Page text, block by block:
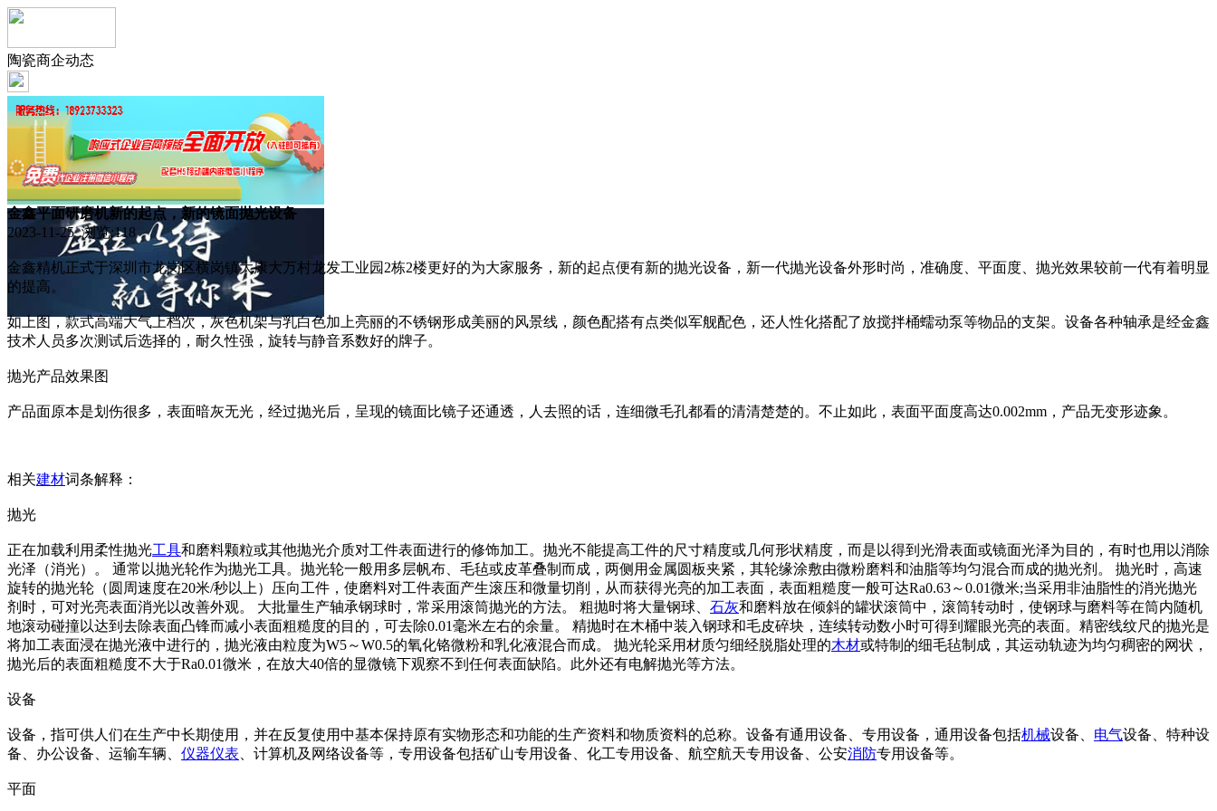
陶瓷商企动态
金鑫平面研磨机新的起点，新的镜面抛光设备
2023-11-25 浏览:118
金鑫精机正式于深圳市龙岗区横岗镇大康大万村龙发工业园2栋2楼更好的为大家服务，新的起点便有新的抛光设备，新一代抛光设备外形时尚，准确度、平面度、抛光效果较前一代有着明显
的提高。
如上图，款式高端大气上档次，灰色机架与乳白色加上亮丽的不锈钢形成美丽的风景线，颜色配搭有点类似军舰配色，还人性化搭配了放搅拌桶蠕动泵等物品的支架。设备各种轴承是经金鑫
技术人员多次测试后选择的，耐久性强，旋转与静音系数好的牌子。
抛光产品效果图
产品面原本是划伤很多，表面暗灰无光，经过抛光后，呈现的镜面比镜子还通透，人去照的话，连细微毛孔都看的清清楚楚的。不止如此，表面平面度高达0.002mm，产品无变形迹象。
相关建材词条解释：
抛光
正在加载利用柔性抛光工具和磨料颗粒或其他抛光介质对工件表面进行的修饰加工。抛光不能提高工件的尺寸精度或几何形状精度，而是以得到光滑表面或镜面光泽为目的，有时也用以消除
光泽（消光）。 通常以抛光轮作为抛光工具。抛光轮一般用多层帆布、毛毡或皮革叠制而成，两侧用金属圆板夹紧，其轮缘涂敷由微粉磨料和油脂等均匀混合而成的抛光剂。 抛光时，高速
旋转的抛光轮（圆周速度在20米/秒以上）压向工件，使磨料对工件表面产生滚压和微量切削，从而获得光亮的加工表面，表面粗糙度一般可达Ra0.63～0.01微米;当采用非油脂性的消光抛光
剂时，可对光亮表面消光以改善外观。 大批量生产轴承钢球时，常采用滚筒抛光的方法。 粗抛时将大量钢球、 石灰和磨料放在倾斜的罐状滚筒中，滚筒转动时，使钢球与磨料等在筒内随机
地滚动碰撞以达到去除表面凸锋而减小表面粗糙度的目的，可去除0.01毫米左右的余量。 精抛时在木桶中装入钢球和毛皮碎块，连续转动数小时可得到耀眼光亮的表面。精密线纹尺的抛光是
将加工表面浸在抛光液中进行的，抛光液由粒度为W5～W0.5的氧化铬微粉和乳化液混合而成。 抛光轮采用材质匀细经脱脂处理的木材或特制的细毛毡制成，其运动轨迹为均匀稠密的网状，
抛光后的表面粗糙度不大于Ra0.01微米，在放大40倍的显微镜下观察不到任何表面缺陷。此外还有电解抛光等方法。
设备
设备，指可供人们在生产中长期使用，并在反复使用中基本保持原有实物形态和功能的生产资料和物质资料的总称。设备有通用设备、专用设备，通用设备包括机械设备、 电气设备、特种设
备、办公设备、运输车辆、 仪器仪表 、计算机及网络设备等，专用设备包括矿山专用设备、化工专用设备、航空航天专用设备、公安消防专用设备等。
平面